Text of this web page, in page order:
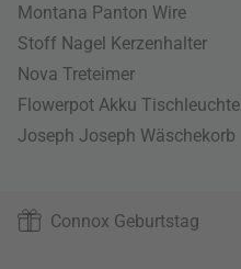
Montana Panton Wire
Stoff Nagel Kerzenhalter
Nova Treteimer
Flowerpot Akku Tischleuchte
Joseph Joseph Wäschekorb
Connox Geburtstag